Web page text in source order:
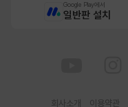
Google Play에서
일반판 설치
회사소개 이용약관